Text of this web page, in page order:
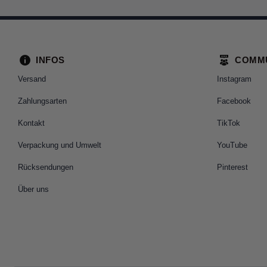
INFOS
Versand
Zahlungsarten
Kontakt
Verpackung und Umwelt
Rücksendungen
Über uns
Instagram
Facebook
TikTok
YouTube
Pinterest